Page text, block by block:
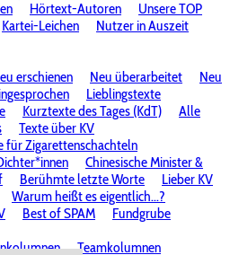
Hörtext-Autoren
Unsere TOP
Kartei-Leichen
Nutzer in Auszeit
erschienen Neu überarbeitet
Neu
Lieblingstexte
Kurztexte des Tages (KdT)
Alle
Texte über KV
für Zigarettenschachteln
Chinesische Minister &
Berühmte letzte Worte
Lieber KV
Warum heißt es eigentlich...?
Best of SPAM
Fundgrube
Teamkolumnen